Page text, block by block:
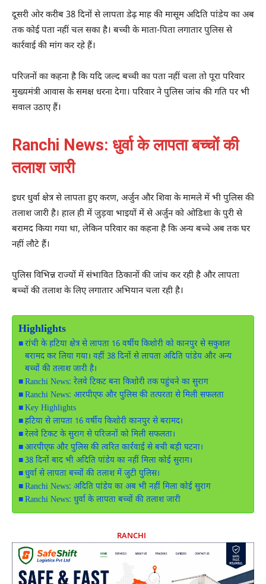
दूसरी ओर करीब 38 दिनों से लापता डेढ़ माह की मासूम अदिति पांडेय का अब
तक कोई पता नहीं चल सका है। बच्ची के माता-पिता लगातार पुलिस से
कार्रवाई की मांग कर रहे हैं।
परिजनों का कहना है कि यदि जल्द बच्ची का पता नहीं चला तो पूरा परिवार
मुख्यमंत्री आवास के समक्ष धरना देगा। परिवार ने पुलिस जांच की गति पर भी
सवाल उठाए हैं।
Ranchi News: धुर्वा के लापता बच्चों की
तलाश जारी
इधर धुर्वा क्षेत्र से लापता हुए करण, अर्जुन और शिवा के मामले में भी पुलिस की
तलाश जारी है। हाल ही में जुड़वा भाइयों में से अर्जुन को ओडिशा के पुरी से
बरामद किया गया था, लेकिन परिवार का कहना है कि अन्य बच्चे अब तक घर
नहीं लौटे हैं।
पुलिस विभिन्न राज्यों में संभावित ठिकानों की जांच कर रही है और लापता
बच्चों की तलाश के लिए लगातार अभियान चला रही है।
Highlights
रांची के हटिया क्षेत्र से लापता 16 वर्षीय किशोरी को कानपुर से सकुशल
बरामद कर लिया गया। वहीं 38 दिनों से लापता अदिति पांडेय और अन्य
बच्चों की तलाश जारी है।
Ranchi News: रेलवे टिकट बना किशोरी तक पहुंचने का सुराग
Ranchi News: आरपीएफ और पुलिस की तत्परता से मिली सफलता
Key Highlights
हटिया से लापता 16 वर्षीय किशोरी कानपुर से बरामद।
रेलवे टिकट के सुराग से परिजनों को मिली सफलता।
आरपीएफ और पुलिस की त्वरित कार्रवाई से बची बड़ी घटना।
38 दिनों बाद भी अदिति पांडेय का नहीं मिला कोई सुराग।
धुर्वा से लापता बच्चों की तलाश में जुटी पुलिस।
Ranchi News: अदिति पांडेय का अब भी नहीं मिला कोई सुराग
Ranchi News: धुर्वा के लापता बच्चों की तलाश जारी
RANCHI